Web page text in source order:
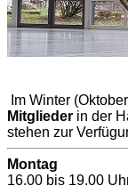
Im Winter
Mitglieder in der
stehen zur
Montag
16.00 bis 19.00